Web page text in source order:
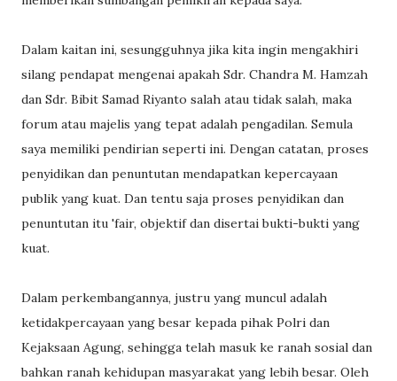
Dalam kaitan ini, sesungguhnya jika kita ingin mengakhiri
silang pendapat mengenai apakah Sdr. Chandra M. Hamzah
dan Sdr. Bibit Samad Riyanto salah atau tidak salah, maka
forum atau majelis yang tepat adalah pengadilan. Semula
saya memiliki pendirian seperti ini. Dengan catatan, proses
penyidikan dan penuntutan mendapatkan kepercayaan
publik yang kuat. Dan tentu saja proses penyidikan dan
penuntutan itu 'fair, objektif dan disertai bukti-bukti yang
kuat.
Dalam perkembangannya, justru yang muncul adalah
ketidakpercayaan yang besar kepada pihak Polri dan
Kejaksaan Agung, sehingga telah masuk ke ranah sosial dan
bahkan ranah kehidupan masyarakat yang lebih besar. Oleh